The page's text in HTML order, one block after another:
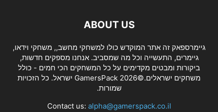
ABOUT US
גיימרספאק זה אתר המוקדש כולו למשחקי מחשב,, משחקי וידאו,
גיימרים, התעשייה וכל מה שמסביב. אנחנו מספקים חדשות,
ביקורות ומבטים מקדימים על כל המשחקים הכי חמים - כולל
משחקים ישראלים.©2026 GamersPack ישראל. כל הזכויות
שמורות.
Contact us: alpha@gamerspack.co.il